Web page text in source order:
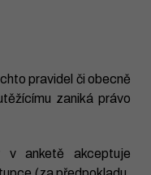
pravidel či obecně
zaniká právo
v anketě akceptuje